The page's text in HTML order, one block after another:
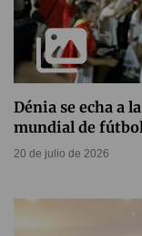
Dénia se echa a
mundial de
20 de julio de 2026